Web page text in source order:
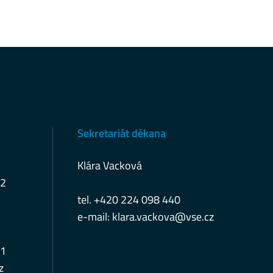
Sekretariát děkana
Klára Vacková
tel. +420 224 098 440
e-mail: klara.vackova@vse.cz